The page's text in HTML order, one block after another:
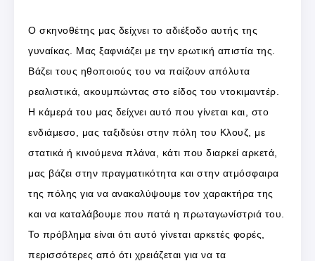
Ο σκηνοθέτης μας δείχνει το αδιέξοδο αυτής της
γυναίκας. Μας ξαφνιάζει με την ερωτική απιστία της.
Βάζει τους ηθοποιούς του να παίζουν απόλυτα
ρεαλιστικά, ακουμπώντας στο είδος του ντοκιμαντέρ.
Η κάμερά του μας δείχνει αυτό που γίνεται και, στο
ενδιάμεσο, μας ταξιδεύει στην πόλη του Κλουζ, με
στατικά ή κινούμενα πλάνα, κάτι που διαρκεί αρκετά,
μας βάζει στην πραγματικότητα και στην ατμόσφαιρα
της πόλης για να ανακαλύψουμε τον χαρακτήρα της
και να καταλάβουμε που πατά η πρωταγωνίστριά του.
Το πρόβλημα είναι ότι αυτό γίνεται αρκετές φορές,
περισσότερες από ότι χρειάζεται για να τα